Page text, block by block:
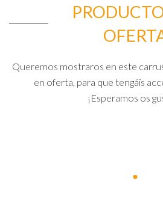
Queremos mostraros en este
en oferta, para que tengáis
¡Esperamos os